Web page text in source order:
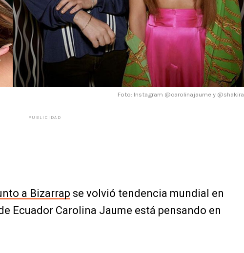
Foto: Instagram @carolinajaume y @shakira.
PUBLICIDAD
a Bizarrap se volvió tendencia mundial en
Ecuador Carolina Jaume está pensando en